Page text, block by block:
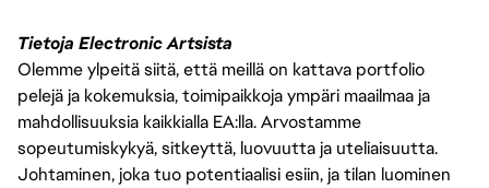
Tietoja Electronic Artsista
Olemme ylpeitä siitä, että meillä on kattava portfolio
pelejä ja kokemuksia, toimipaikkoja ympäri maailmaa ja
mahdollisuuksia kaikkialla EA:lla. Arvostamme
sopeutumiskykyä, sitkeyttä, luovuutta ja uteliaisuutta.
Johtaminen, joka tuo potentiaalisi esiin, ja tilan luominen